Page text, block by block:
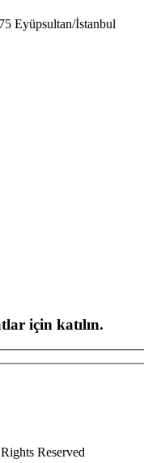
Eyüpsultan/İstanbul
için katılın.
Reserved